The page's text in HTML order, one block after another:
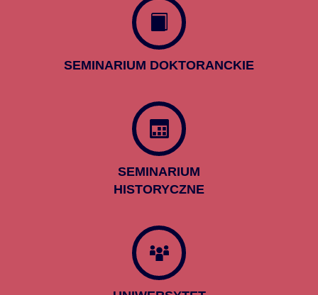
SEMINARIUM DOKTORANCKIE
SEMINARIUM
HISTORYCZNE